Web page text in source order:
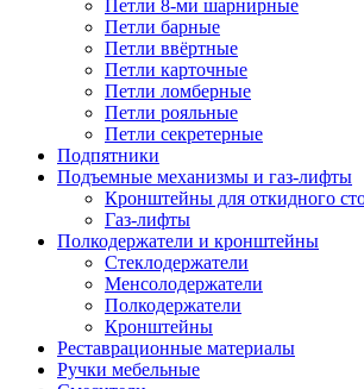
Петли 8-ми шарнирные
Петли барные
Петли ввёртные
Петли карточные
Петли ломберные
Петли рояльные
Петли секретерные
Подпятники
Подъемные механизмы и газ-лифты
Кронштейны для откидного
Газ-лифты
Полкодержатели и кронштейны
Стеклодержатели
Менсолодержатели
Полкодержатели
Кронштейны
Реставрационные материалы
Ручки мебельные